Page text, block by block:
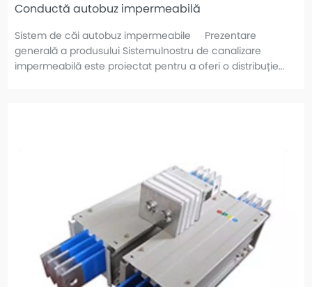
Conductă autobuz impermeabilă
Sistem de căi autobuz impermeabile Prezentare
generală a produsului Sistemulnostru de canalizare
impermeabilă este proiectat pentru a oferi o distribuție